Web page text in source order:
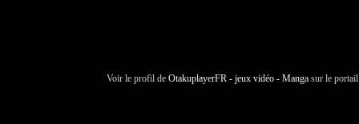
Voir le profil de OtakuplayerFR - jeux vidéo - Manga sur le